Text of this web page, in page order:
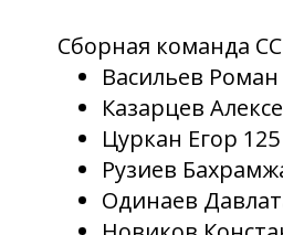
Сборная команда
Васильев Роман
Казарцев
Цуркан Егор
Рузиев
Одинаев